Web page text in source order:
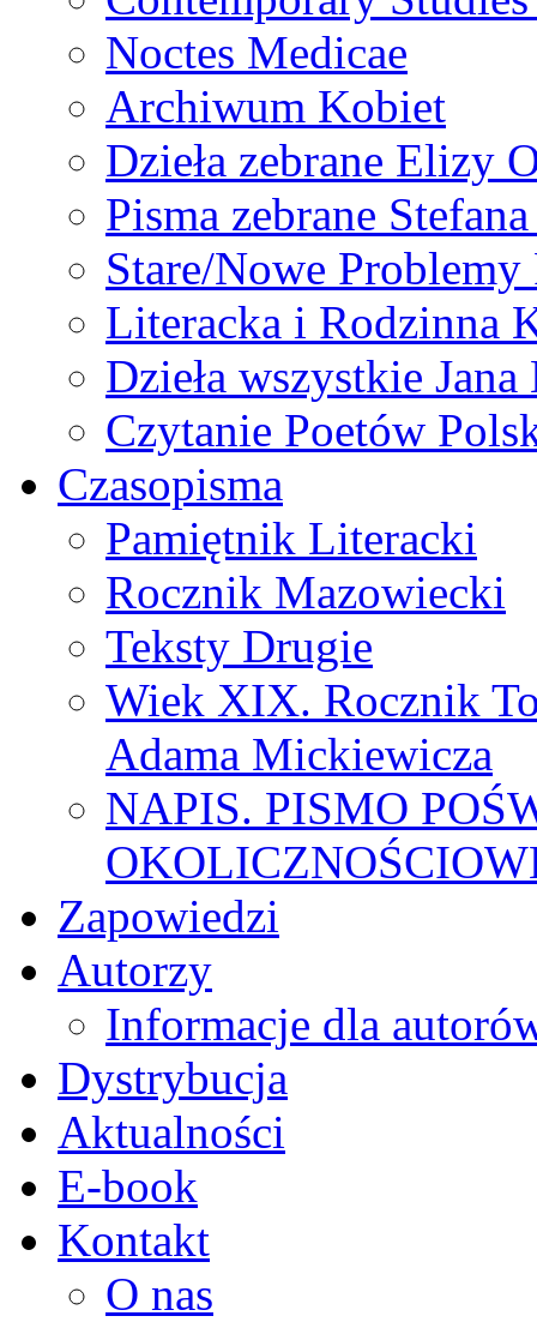
Noctes Medicae
Archiwum Kobiet
Dzieła zebrane Elizy
Pisma zebrane
Stare/Nowe
Literacka i Rodzinna
Dzieła wszystkie
Czytanie Poetów
Czasopisma
Pamiętnik Literacki
Rocznik Mazowiecki
Teksty Drugie
Wiek XIX. Rocznik
Adama Mickiewicza
NAPIS. PISMO
Zapowiedzi
Autorzy
Informacje dla
Dystrybucja
Aktualności
E-book
Kontakt
O nas